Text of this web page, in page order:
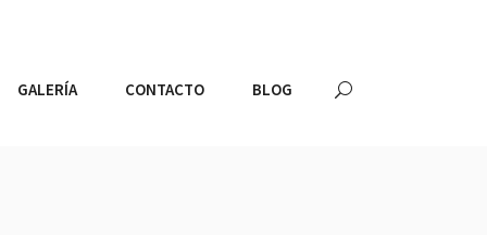
GALERÍA CONTACTO BLOG